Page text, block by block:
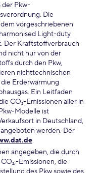
Pkw-
Die
vorgeschriebenen
Light-duty
Der Kraftstoffverbrauch
nicht nur von der
durch den Pkw,
nichttechnischen
Erderwärmung
Ein Leitfaden
CO₂-Emissionen aller in
Modelle ist
in Deutschland,
werden. Der
.
angegeben, die durch
Emissionen, die